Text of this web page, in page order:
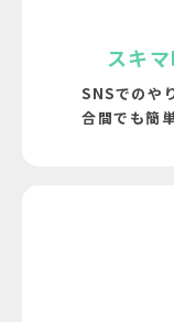
スキ
SNSでのや
合間でも簡